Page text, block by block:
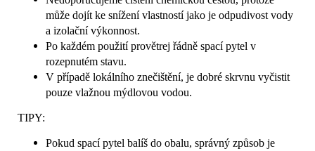
může dojít ke snížení vlastností jako je odpudivost vody
a izolační výkonnost.
Po každém použití provětrej řádně spací pytel v
rozepnutém stavu.
V případě lokálního znečištění, je dobré skrvnu vyčistit
pouze vlažnou mýdlovou vodou.
TIPY:
Pokud spací pytel balíš do obalu, správný způsob je